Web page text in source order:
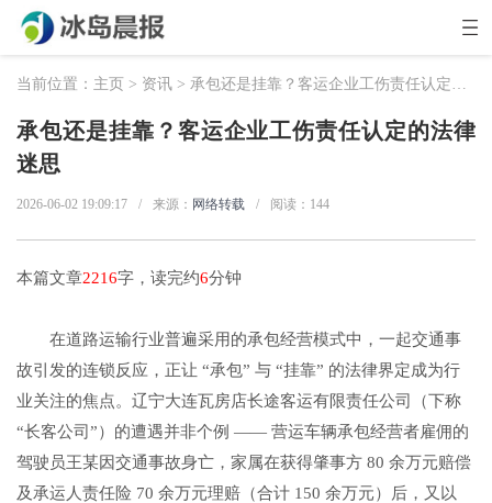
当前位置： 主页 > 资讯 > 承包还是挂靠？客运企业工伤责任认定的法律迷思
承包还是挂靠？客运企业工伤责任认定的法律
迷思
2026-06-02 19:09:17 / 来源： 网络转载 / 阅读： 144
本篇文章2216字，读完约6分钟
在道路运输行业普遍采用的承包经营模式中，一起交通事
故引发的连锁反应，正让 “承包” 与 “挂靠” 的法律界定成为行
业关注的焦点。辽宁大连瓦房店长途客运有限责任公司（下称
“长客公司”）的遭遇并非个例 —— 营运车辆承包经营者雇佣的
驾驶员王某因交通事故身亡，家属在获得肇事方 80 余万元赔偿
及承运人责任险 70 余万元理赔（合计 150 余万元）后，又以